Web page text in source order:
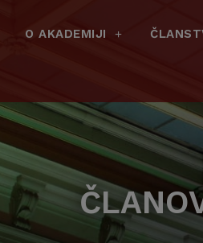
O AKADEMIJI